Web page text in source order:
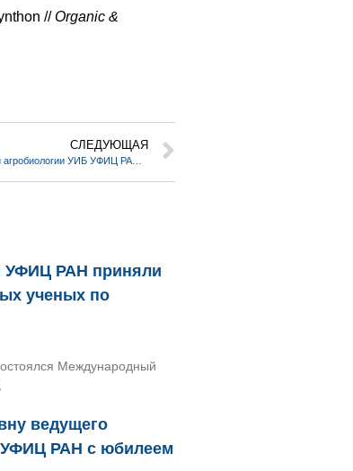
//Organic &
СЛЕДУЮЩАЯ
Сергей Четвериков, заведующий лабораторией агробиологии УИБ УФИЦ РАН, дал интервью газете “Уфимские ведомости”
УФИЦ РАН приняли
ученых по
Международный
ведущего
УФИЦ РАН с юбилеем